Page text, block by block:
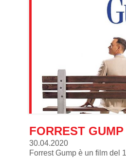
FORREST GUMP
30.04.2020
Forrest Gump è un film del